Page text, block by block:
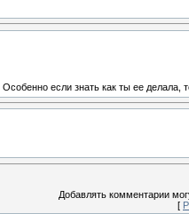
если знать как ты ее
Добавлять комментарии
[